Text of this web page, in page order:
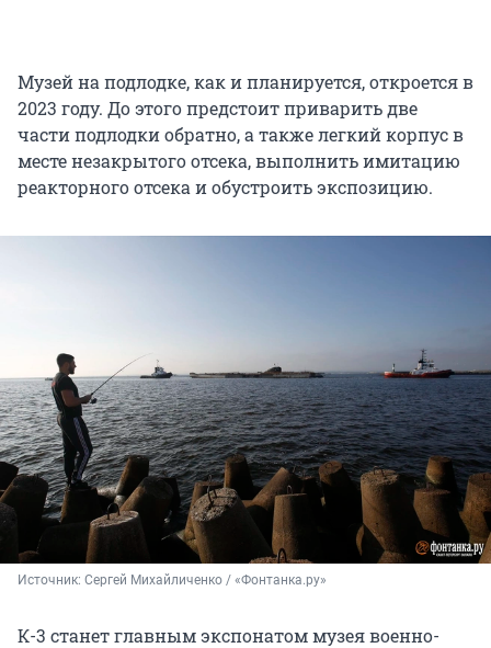
Музей на подлодке, как и планируется, откроется в
2023 году. До этого предстоит приварить две
части подлодки обратно, а также легкий корпус в
месте незакрытого отсека, выполнить имитацию
реакторного отсека и обустроить экспозицию.
Источник: Сергей Михайличенко / «Фонтанка.ру»
К-3 станет главным экспонатом музея военно-